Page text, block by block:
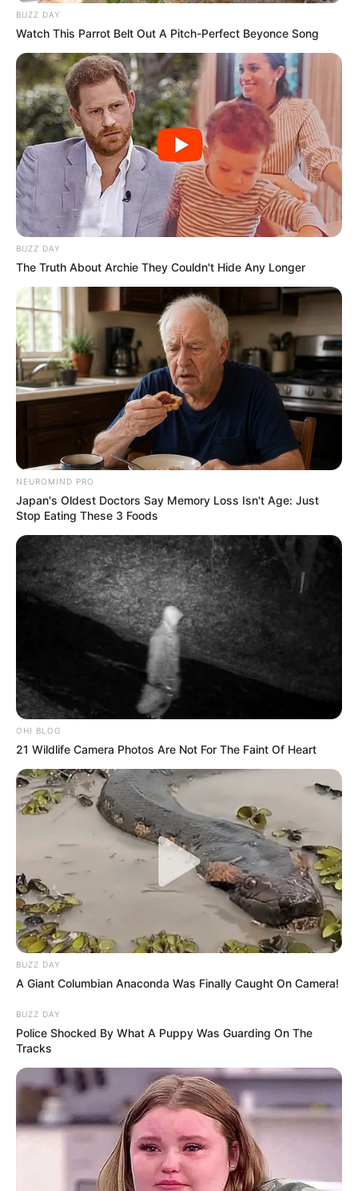
BUZZ DAY
Watch This Parrot Belt Out A Pitch-Perfect Beyonce Song
BUZZ DAY
The Truth About Archie They Couldn't Hide Any Longer
NEUROMIND PRO
Japan's Oldest Doctors Say Memory Loss Isn't Age: Just
Stop Eating These 3 Foods
OHI BLOG
21 Wildlife Camera Photos Are Not For The Faint Of Heart
BUZZ DAY
A Giant Columbian Anaconda Was Finally Caught On Camera!
BUZZ DAY
Police Shocked By What A Puppy Was Guarding On The
Tracks